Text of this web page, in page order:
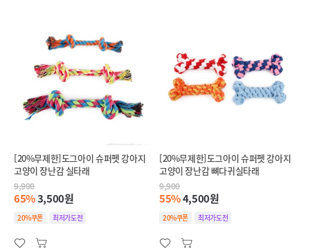
[20%무제한]도그아이 슈퍼펫 강아지
고양이 장난감 실타래
9,900
65%3,500원
20%쿠폰 최저가도전
[20%무제한]도그아이 슈퍼펫 강아지
고양이 장난감 뼈다귀실타래
9,900
55%4,500원
20%쿠폰 최저가도전